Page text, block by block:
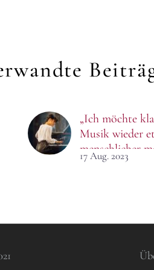
„Ich möchte
Musik wieder
menschlicher
Die Pianistin
im
17 Aug. 2023